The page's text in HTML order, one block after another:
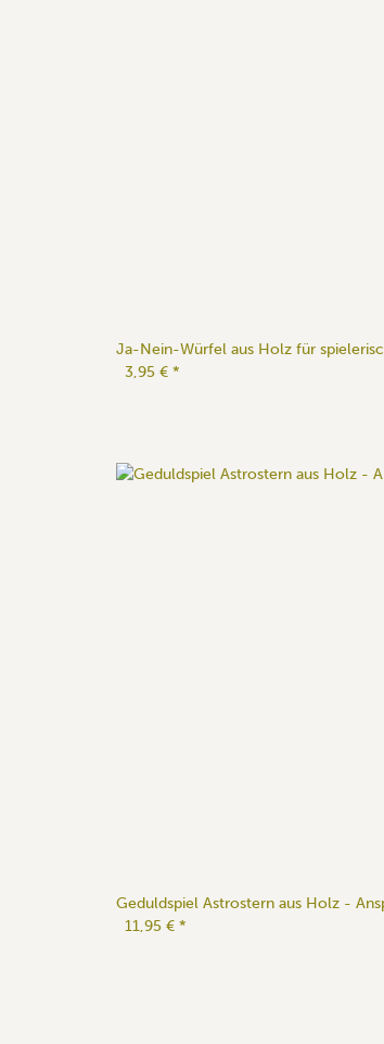
Ja-Nein-Würfel aus Holz für
3,95 € *
Geduldspiel Astrostern aus Holz -
11,95 € *